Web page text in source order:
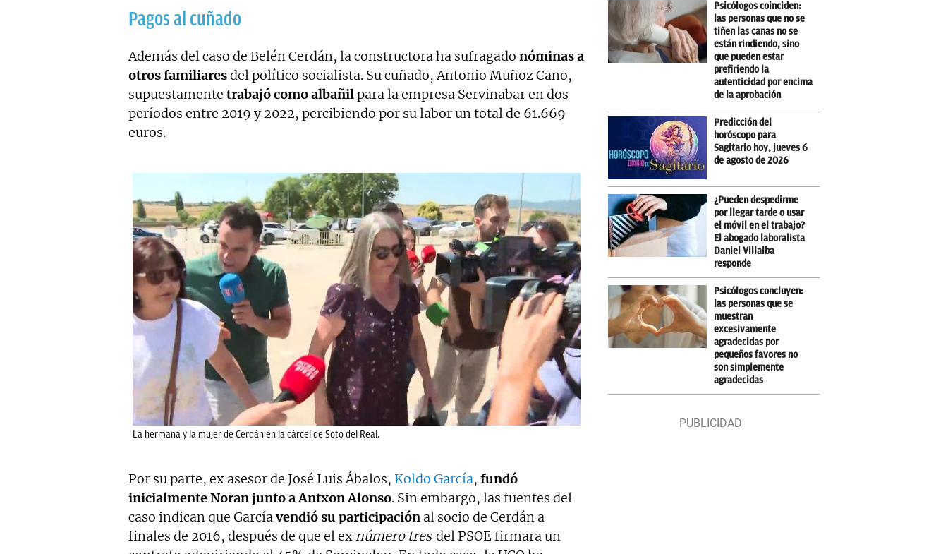
Pagos al cuñado
Además del caso de Belén Cerdán, la constructora ha sufragado nóminas a
otros familiaresdel político socialista. Su cuñado, Antonio Muñoz Cano,
supuestamente trabajó como albañilpara la empresa Servinabar en dos
períodos entre 2019 y 2022, percibiendo por su labor un total de 61.669
euros.
La hermana y la mujer de Cerdán en la cárcel de Soto del Real.
Por su parte, ex asesor de José Luis Ábalos, Koldo García, fundó
inicialmente Noran junto a Antxon Alonso. Sin embargo, las fuentes del
caso indican que Garcíavendió su participación al socio de Cerdán a
finales de 2016, después de que el exnúmero tres del PSOE firmara un
Psicólogos coinciden:
las personas que no se
tiñen las canas no se
están rindiendo, sino
que pueden estar
prefiriendo la
autenticidad por encima
de la aprobación
Predicción del
horóscopo para
Sagitario hoy, jueves 6
de agosto de 2026
¿Pueden despedirme
por llegar tarde o usar
el móvil en el trabajo?
El abogado laboralista
Daniel Villalba
responde
Psicólogos concluyen:
las personas que se
muestran
excesivamente
agradecidas por
pequeños favores no
son simplemente
agradecidas